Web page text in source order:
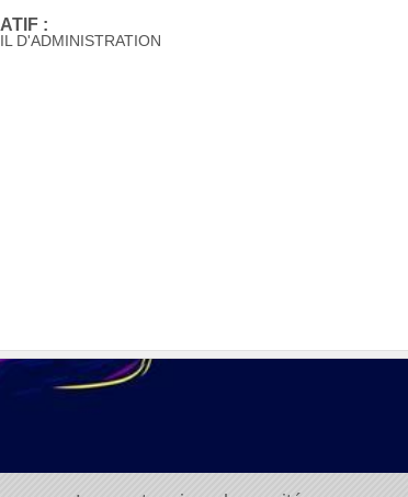
:
D'ADMINISTRATION